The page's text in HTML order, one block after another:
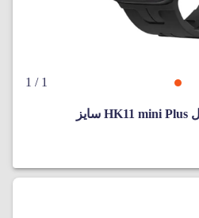
1
/ 1
ساعت هوشمند اچ کی مدل HK11 mini Plus سایز